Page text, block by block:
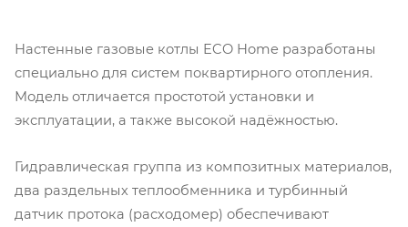
Настенные газовые котлы ECO Home разработаны
специально для систем поквартирного отопления.
Модель отличается простотой установки и
эксплуатации, а также высокой надёжностью.
Гидравлическая группа из композитных материалов,
два раздельных теплообменника и турбинный
датчик протока (расходомер) обеспечивают